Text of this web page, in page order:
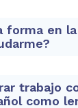
Con
de
caso del
en Oxford
nuestro
Profesor de
y
forma en
de nuestros
el
trabajo
como